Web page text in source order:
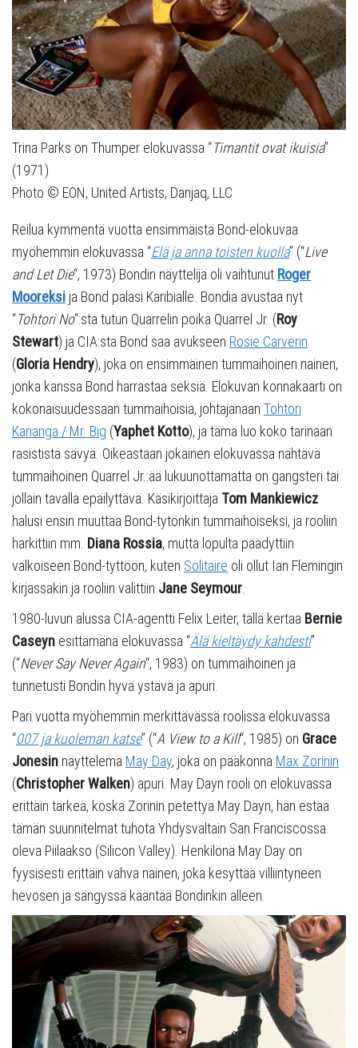
Trina Parks on Thumper elokuvassa “Timantit ovat ikuisia”
(1971)
Photo © EON, United Artists, Danjaq, LLC
Reilua kymmentä vuotta ensimmäistä Bond-elokuvaa
myöhemmin elokuvassa “Elä ja anna toisten kuolla” (“Live
and Let Die“, 1973) Bondin näyttelijä oli vaihtunut Roger
Mooreksi ja Bond palasi Karibialle. Bondia avustaa nyt
“Tohtori No“:sta tutun Quarrelin poika Quarrel Jr. (Roy
Stewart) ja CIA:sta Bond saa avukseen Rosie Carverin
(Gloria Hendry), joka on ensimmäinen tummaihoinen nainen,
jonka kanssa Bond harrastaa seksiä. Elokuvan konnakaarti on
kokonaisuudessaan tummaihoisia, johtajanaan Tohtori
Kananga / Mr. Big (Yaphet Kotto), ja tämä luo koko tarinaan
rasistista sävyä. Oikeastaan jokainen elokuvassa nähtävä
tummaihoinen Quarrel Jr.:ää lukuunottamatta on gangsteri tai
jollain tavalla epäilyttävä. Käsikirjoittaja Tom Mankiewicz
halusi ensin muuttaa Bond-tytönkin tummaihoiseksi, ja rooliin
harkittiin mm. Diana Rossia, mutta lopulta päädyttiin
valkoiseen Bond-tyttöön, kuten Solitaire oli ollut Ian Flemingin
kirjassakin ja rooliin valittiin Jane Seymour
1980-luvun alussa CIA-agentti Felix Leiter, tällä kertaa Bernie
Caseyn esittämänä elokuvassa “Älä kieltäydy kahdesti”
(“Never Say Never Again“, 1983) on tummaihoinen ja
tunnetusti Bondin hyvä ystävä ja apuri.
Pari vuotta myöhemmin merkittävässä roolissa elokuvassa
“007 ja kuoleman katse” (“A View to a Kill“, 1985) on Grace
Jonesin näyttelemä May Day, joka on pääkonna Max Zorinin
(Christopher Walken) apuri. May Dayn rooli on elokuvassa
erittäin tärkeä, koska Zorinin petettyä May Dayn, hän estää
tämän suunnitelmat tuhota Yhdysvaltain San Franciscossa
oleva Piilaakso (Silicon Valley). Henkilönä May Day on
fyysisesti erittäin vahva nainen, joka kesyttää villiintyneen
hevosen ja sängyssä kääntää Bondinkin alleen.